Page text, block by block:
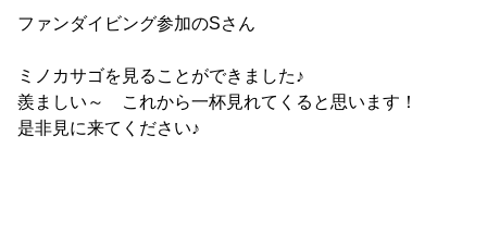
ファンダイビング参加のSさん
ミノカサゴを見ることができました♪
羨ましい～ これから一杯見れてくると思います！
是非見に来てください♪